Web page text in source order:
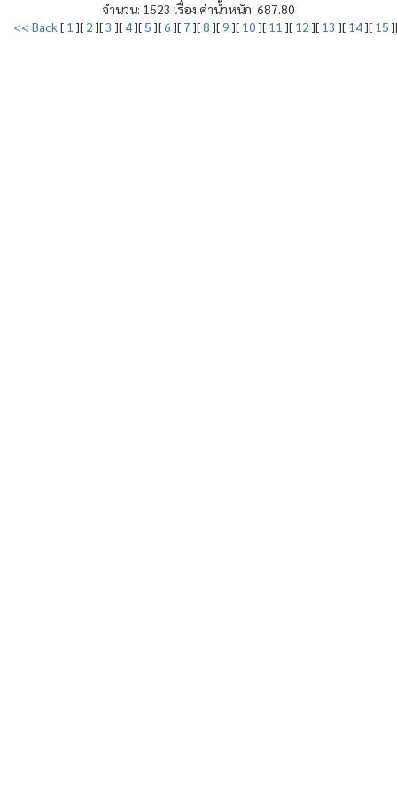
จำนวน: 1523 เรื่อง ค่าน้ำหนัก: 687.80
<< Back[ 1 ][ 2 ][3 ][ 4][ 5 ][6 ][ 7 ][8 ][9 ][ 10 ][ 11 ][ 12 ][ 13 ][ 14][ 15